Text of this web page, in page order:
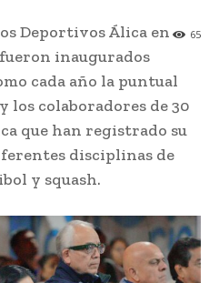
65
Deportivos Álica en
inaugurados
cada año la puntual
los colaboradores de 30
que han registrado su
disciplinas de
y squash.